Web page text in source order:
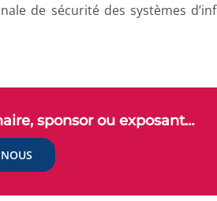
de sécurité des systèmes
sponsor ou exposant…